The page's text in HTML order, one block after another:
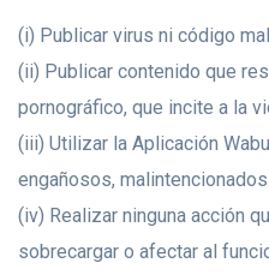
(i) Publicar virus ni código
(ii) Publicar contenido que
pornográfico, que incite a la
(iii) Utilizar la Aplicación
engañosos,
(iv) Realizar ninguna acción
sobrecargar o afectar al